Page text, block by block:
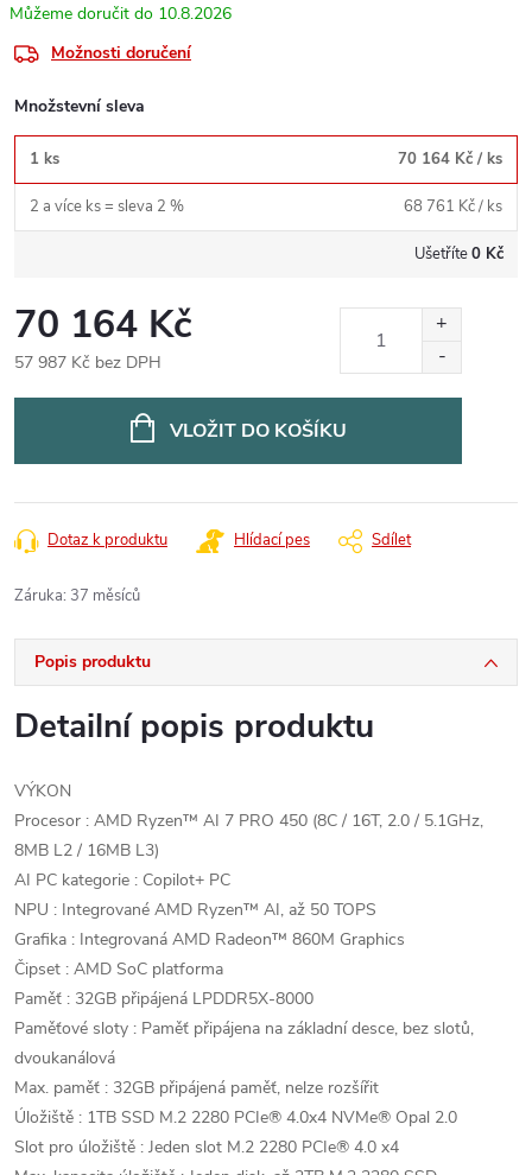
10.8.2026
Možnosti doručení
Množstevní sleva
1 ks 70 164 Kč / ks
2 a více ks = sleva 2 % 68 761 Kč/ ks
Ušetříte0 Kč
70 164 Kč
57 987 Kč bez DPH
VLOŽIT DO KOŠÍKU
Dotaz k produktu Hlídací pes Sdílet
Záruka: 37 měsíců
Popis produktu
Detailní popis produktu
VÝKON
Procesor : AMD Ryzen™ AI 7 PRO 450 (8C / 16T, 2.0 / 5.1GHz,
8MB L2 / 16MB L3)
AI PC kategorie : Copilot+ PC
NPU : Integrované AMD Ryzen™ AI, až 50 TOPS
Grafika : Integrovaná AMD Radeon™ 860M Graphics
Čipset : AMD SoC platforma
Paměť : 32GB připájená LPDDR5X-8000
Paměťové sloty : Paměť připájena na základní desce, bez slotů,
dvoukanálová
Max. paměť : 32GB připájená paměť, nelze rozšířit
Úložiště : 1TB SSD M.2 2280 PCIe® 4.0x4 NVMe® Opal 2.0
Slot pro úložiště : Jeden slot M.2 2280 PCIe® 4.0 x4